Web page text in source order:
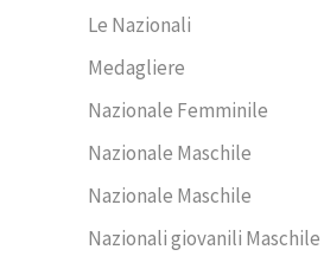
Le Nazionali
Medagliere
Nazionale Femminile
Nazionale Maschile
Nazionale Maschile
Nazionali giovanili Maschile